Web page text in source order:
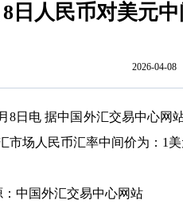
日人民币对美元
2026-04-08
8日电 据中国外汇交易中心网
市场人民币汇率中间价为：1美
：中国外汇交易中心网站